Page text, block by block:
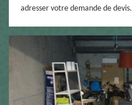
adresser votre demande de devis.